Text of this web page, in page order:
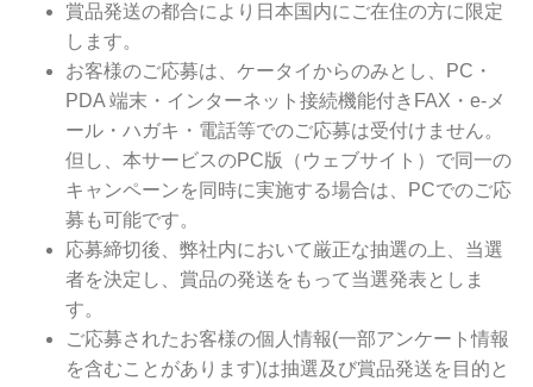
賞品発送の都合により日本国内にご在住の方に限定
します。
お客様のご応募は、ケータイからのみとし、PC・
PDA 端末・インターネット接続機能付きFAX・e-メ
ール・ハガキ・電話等でのご応募は受付けません。
但し、本サービスのPC版（ウェブサイト）で同一の
キャンペーンを同時に実施する場合は、PCでのご応
募も可能です。
応募締切後、弊社内において厳正な抽選の上、当選
者を決定し、賞品の発送をもって当選発表としま
す。
ご応募されたお客様の個人情報(一部アンケート情報
を含むことがあります)は抽選及び賞品発送を目的と